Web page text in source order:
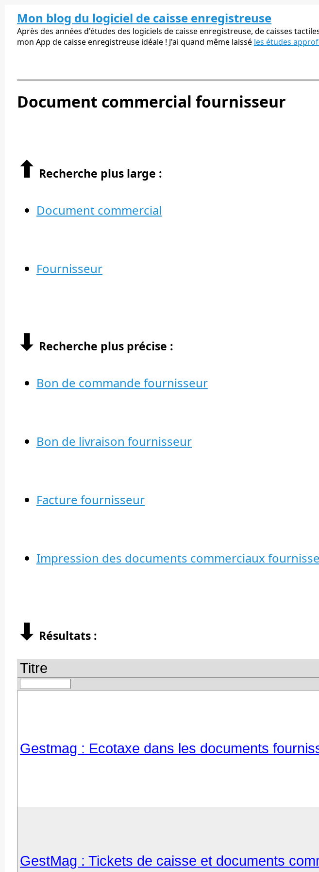
Mon blog du logiciel de caisse enregistreuse
Après des années d'études des logiciels de caisse enregistreuse, de caisses
mon App de caisse enregistreuse idéale ! J'ai quand même laissé les études
Document commercial fournisseur
⬆︎ Recherche plus large :
Document commercial
Fournisseur
⬇︎ Recherche plus précise :
Bon de commande fournisseur
Bon de livraison fournisseur
Facture fournisseur
Impression des documents commerciaux
⬇︎ Résultats :
Titre
Gestmag : Ecotaxe dans les documents
GestMag : Tickets de caisse et documents